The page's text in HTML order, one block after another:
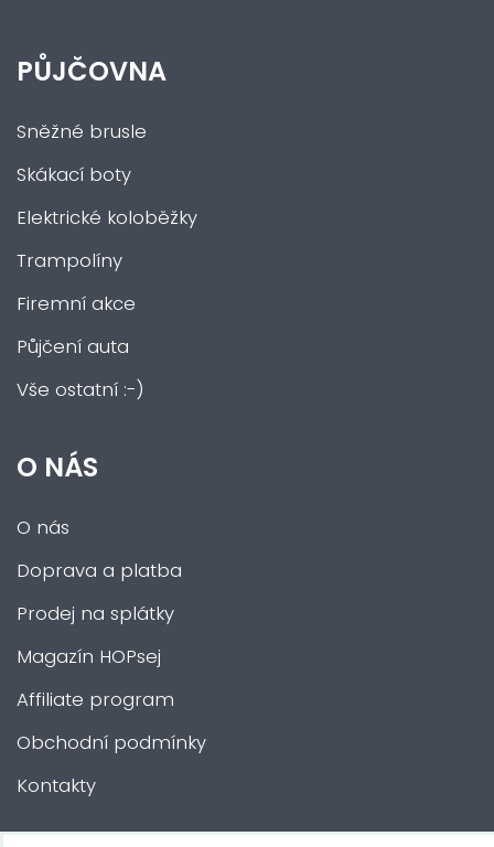
PŮJČOVNA
Sněžné brusle
Skákací boty
Elektrické koloběžky
Trampolíny
Firemní akce
Půjčení auta
Vše ostatní :-)
O NÁS
O nás
Doprava a platba
Prodej na splátky
Magazín HOPsej
Affiliate program
Obchodní podmínky
Kontakty